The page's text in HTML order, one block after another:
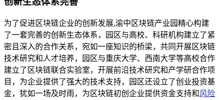
为了促进区块链企业的创新发展,渝中区块链产业园精心构建
了一套完善的创新生态体系，园区与高校、科研机构建立了紧
密且深入的合作关系，宛如一座知识的桥梁，共同开展区块链
技术研究和人才培养，园区与重庆大学、西南大学等高校合作
建立了区块链联合实验室，开展前沿技术研究和产学研合作项
目，为企业提供了强大的技术支持，园区还设立了创业投资基
金，犹如一场及时雨，为区块链初创企业提供资金支持和风险